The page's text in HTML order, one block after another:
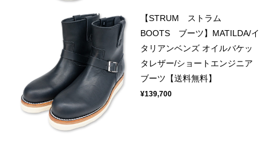
【STRUM ストラム
BOOTS ブーツ】MATILDA/イ
タリアンベンズ オイルバケッ
タレザー/ショートエンジニア
ブーツ【送料無料】
¥139,700